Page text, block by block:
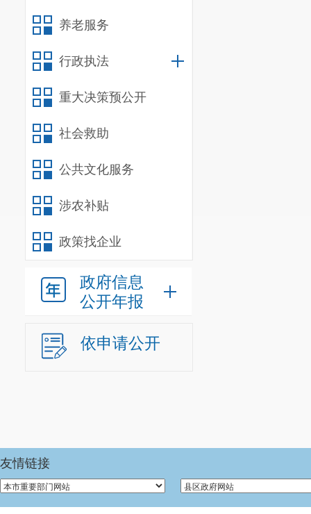
养老服务
行政执法
重大决策预公开
社会救助
公共文化服务
涉农补贴
政策找企业
政府信息
公开年报
依申请公开
友情链接